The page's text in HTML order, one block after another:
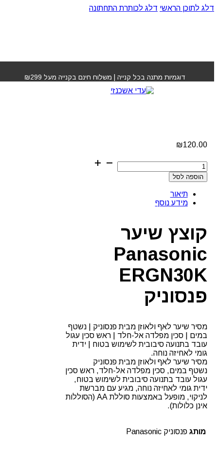
דלג לתוכן הראשי דלג לכותרת התחתונה
דוגמיות מתנה בכל קנייה | משלוח חינם בקנייה מעל ₪299
קוצץ שיער ERGN30K
₪120.00
כמות
של
קוצץ
ERGN30K
פנסוניק
הוספה לסל
תיאור
מידע נוסף
קוצץ שיער
Panasonic
ERGN30K
פנסוניק
מסיר שיער לאף ולאוזן מבית פנסוניק | נשטף
במים | סכין מפלדה אל-חלד | ראש סכין עגול
עובד בתנועה סיבובית לשימוש בטוח | ידית
גומי לאחיזה נוחה.
מסיר שיער לאף ולאוזן מבית פנסוניק
נשטף במים, סכין מפלדה אל-חלד, ראש סכין
עגול עובד בתנועה סיבובית לשימוש בטוח,
ידית גומי לאחיזה נוחה, מגיע עם מברשת
לניקוי, מופעל באמצעות סוללת AA (הסוללות
אינן כלולות).
מותג פנסוניק Panasonic